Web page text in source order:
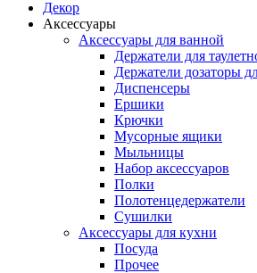
Декор
Аксессуары
Аксессуары для ванной
Держатели для
Держатели дозаторы
Диспенсеры
Ершики
Крючки
Мусорные ящики
Мыльницы
Набор аксессуаров
Полки
Полотенцедержатели
Сушилки
Аксессуары для кухни
Посуда
Прочее